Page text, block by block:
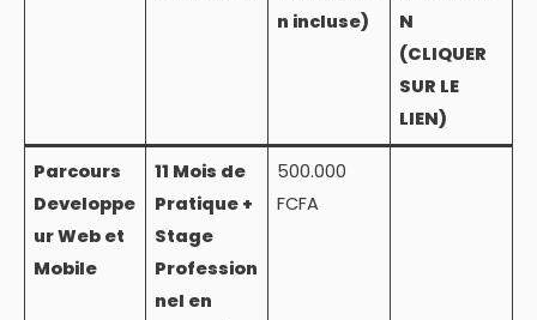
n incluse)
N
(CLIQUER
SUR LE
LIEN)
Parcours
Developpe
ur Web et
Mobile
11 Mois de
Pratique +
Stage
Profession
nel en
500.000
FCFA